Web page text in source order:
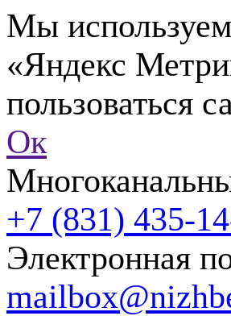
Мы
«Яндекс
пользоваться
Ок
+7 (831) 435-
Электронная